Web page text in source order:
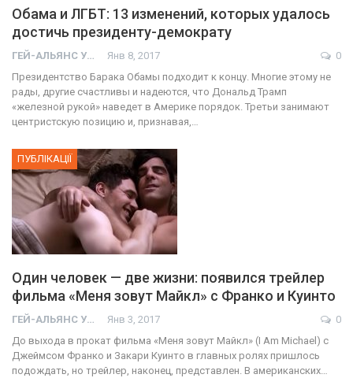
Обама и ЛГБТ: 13 изменений, которых удалось
достичь президенту-демократу
ГЕЙ-АЛЬЯНС УКРАИНА Янв 8, 2017
0
Президентство Барака Обамы подходит к концу. Многие этому не
рады, другие счастливы и надеются, что Дональд Трамп
«железной рукой» наведет в Америке порядок. Третьи занимают
центристскую позицию и, признавая,…
ПУБЛІКАЦІЇ
Один человек — две жизни: появился трейлер
фильма «Меня зовут Майкл» с Франко и Куинто
ГЕЙ-АЛЬЯНС УКРАИНА Янв 3, 2017
0
До выхода в прокат фильма «Меня зовут Майкл» (I Am Michael) с
Джеймсом Франко и Закари Куинто в главных ролях пришлось
подождать, но трейлер, наконец, представлен. В американских…